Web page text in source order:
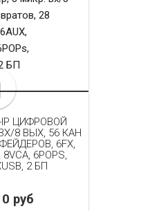
IP ЦИФРОВОЙ
8 ВЫХ, 56 КАН
6FX,
6POPS,
2 БП
руб